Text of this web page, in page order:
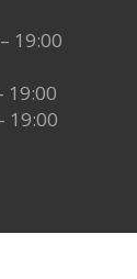
19:00
19:00
19:00